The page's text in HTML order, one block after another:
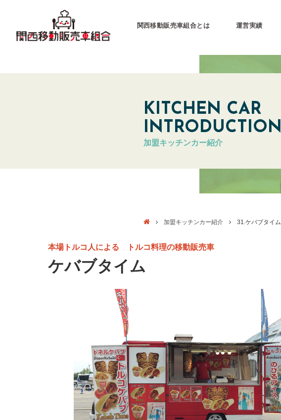
関西移動販売車組合とは
関西移動販売車組合とは
運営会社
キッチンカーとは
東海移動販売車組合
運営実績
KITCHEN CAR
INTRODUCTION
加盟キッチンカー紹介
加盟キッチンカー紹介 31.ケバブタイム
本場トルコ人による トルコ料理の移動販売車
ケバブタイム